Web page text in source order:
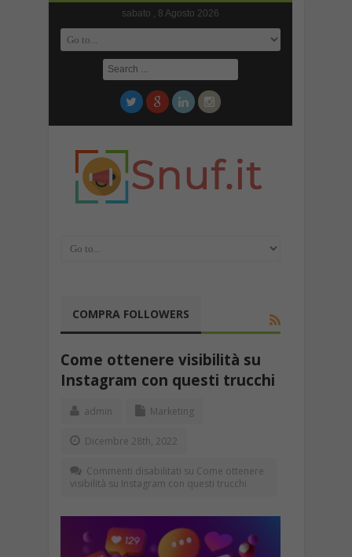
sabato , 8 Agosto 2026
COMPRA FOLLOWERS
Come ottenere visibilità su
Instagram con questi trucchi
admin Marketing
Dicembre 28th, 2022
Commenti disabilitati su Come ottenere
visibilità su Instagram con questi trucchi